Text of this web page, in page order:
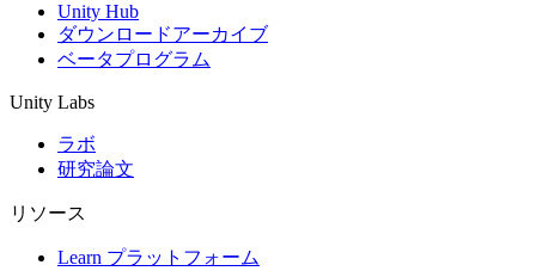
Unity Hub
ダウンロードアーカイブ
ベータプログラム
Unity Labs
ラボ
研究論文
リソース
Learn プラットフォーム